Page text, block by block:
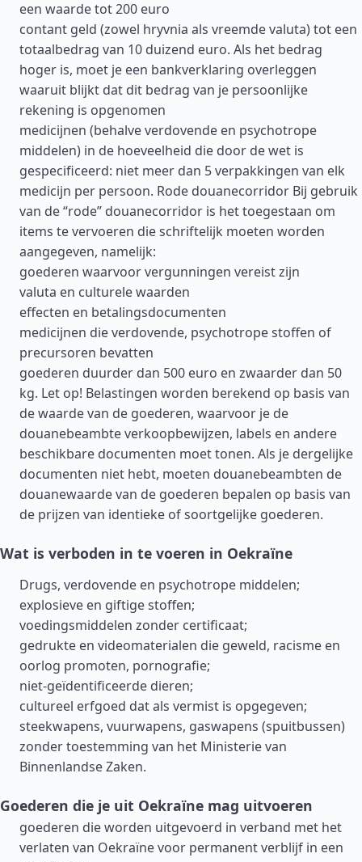
een waarde tot 200 euro
contant geld (zowel hryvnia als vreemde valuta) tot een
totaalbedrag van 10 duizend euro. Als het bedrag
hoger is, moet je een bankverklaring overleggen
waaruit blijkt dat dit bedrag van je persoonlijke
rekening is opgenomen
medicijnen (behalve verdovende en psychotrope
middelen) in de hoeveelheid die door de wet is
gespecificeerd: niet meer dan 5 verpakkingen van elk
medicijn per persoon. Rode douanecorridor Bij gebruik
van de “rode” douanecorridor is het toegestaan om
items te vervoeren die schriftelijk moeten worden
aangegeven, namelijk:
goederen waarvoor vergunningen vereist zijn
valuta en culturele waarden
effecten en betalingsdocumenten
medicijnen die verdovende, psychotrope stoffen of
precursoren bevatten
goederen duurder dan 500 euro en zwaarder dan 50
kg. Let op! Belastingen worden berekend op basis van
de waarde van de goederen, waarvoor je de
douanebeambte verkoopbewijzen, labels en andere
beschikbare documenten moet tonen. Als je dergelijke
documenten niet hebt, moeten douanebeambten de
douanewaarde van de goederen bepalen op basis van
de prijzen van identieke of soortgelijke goederen.
Wat is verboden in te voeren in Oekraïne
Drugs, verdovende en psychotrope middelen;
explosieve en giftige stoffen;
voedingsmiddelen zonder certificaat;
gedrukte en videomaterialen die geweld, racisme en
oorlog promoten, pornografie;
niet-geïdentificeerde dieren;
cultureel erfgoed dat als vermist is opgegeven;
steekwapens, vuurwapens, gaswapens (spuitbussen)
zonder toestemming van het Ministerie van
Binnenlandse Zaken.
Goederen die je uit Oekraïne mag uitvoeren
goederen die worden uitgevoerd in verband met het
verlaten van Oekraïne voor permanent verblijf in een